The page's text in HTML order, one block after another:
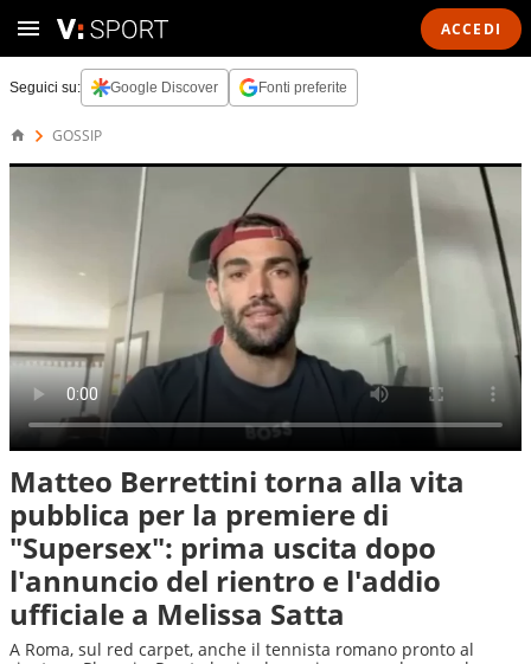
ACCEDI
Seguici su: Google Discover Fonti preferite
GOSSIP
Matteo Berrettini torna alla vita
pubblica per la premiere di
"Supersex": prima uscita dopo
l'annuncio del rientro e l'addio
ufficiale a Melissa Satta
A Roma, sul red carpet, anche il tennista romano pronto al